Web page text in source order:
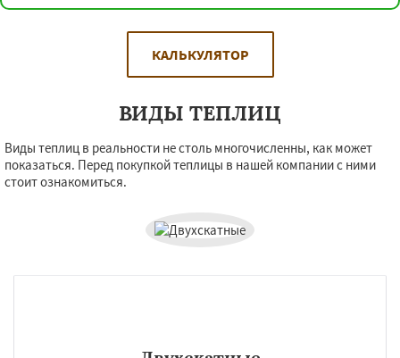
КАЛЬКУЛЯТОР
ВИДЫ ТЕПЛИЦ
Виды теплиц в реальности не столь многочисленны, как может
показаться. Перед покупкой теплицы в нашей компании с ними
стоит ознакомиться.